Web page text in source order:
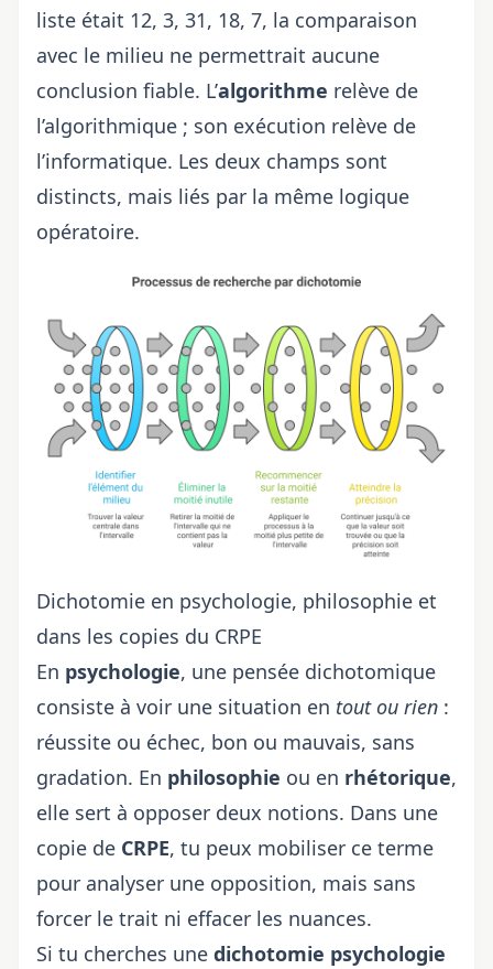
liste était 12, 3, 31, 18, 7, la comparaison
avec le milieu ne permettrait aucune
conclusion fiable. L’algorithme relève de
l’algorithmique ; son exécution relève de
l’informatique. Les deux champs sont
distincts, mais liés par la même logique
opératoire.
Dichotomie en psychologie, philosophie et
dans les copies du CRPE
En psychologie, une pensée dichotomique
consiste à voir une situation en tout ou rien :
réussite ou échec, bon ou mauvais, sans
gradation. En philosophie ou en rhétorique,
elle sert à opposer deux notions. Dans une
copie de CRPE, tu peux mobiliser ce terme
pour analyser une opposition, mais sans
forcer le trait ni effacer les nuances.
Si tu cherches une dichotomie psychologie